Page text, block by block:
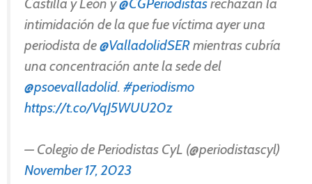
intimidación de la que fue víctima ayer una
periodista de@ValladolidSERmientras cubría
una concentración ante la sede del
@psoevalladolid. #periodismo
https://t.co/VqJ5WUU20z
— Colegio de Periodistas CyL (@periodistascyl)
November 17, 2023